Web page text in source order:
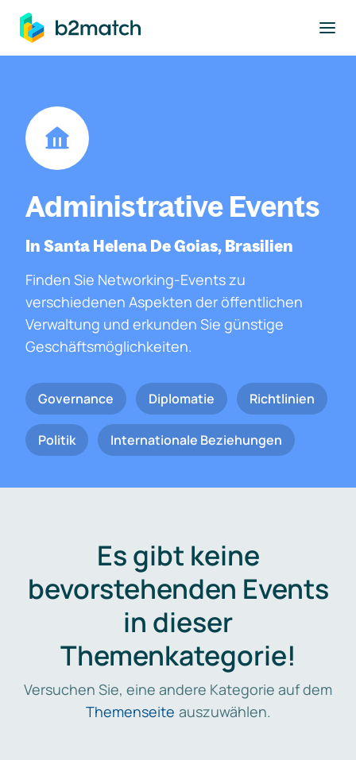
springen
Administrative Events
In Santa Helena De Goias, Brasilien
Finden Sie Networking-Events zu
verschiedenen Aspekten der öffentlichen
Verwaltung und erkunden Sie günstige
Geschäftsmöglichkeiten.
Governance Diplomatie Richtlinien
Politik Internationale Beziehungen
Es gibt keine
bevorstehenden Events
in dieser
Themenkategorie!
Versuchen Sie, eine andere Kategorie auf dem
Themenseite auszuwählen.